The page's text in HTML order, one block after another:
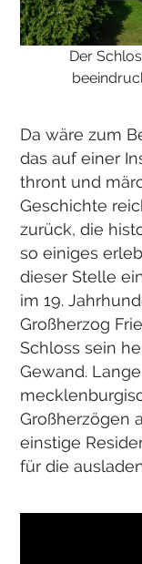
Der
Da wäre zum
das auf einer
thront und
Geschichte
zurück, die
so einiges
dieser Stelle
im 19.
Großherzog
Schloss sein
Gewand.
Großherzögen
einstige
für die